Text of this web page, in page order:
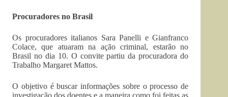
Procuradores no Brasil
Os procuradores italianos Sara Panelli e Gianfranco
Colace, que atuaram na ação criminal, estarão no
Brasil no dia 10. O convite partiu da procuradora do
Trabalho Margaret Mattos.
O objetivo é buscar informações sobre o processo de
investigação dos doentes e a maneira como foi feitas as